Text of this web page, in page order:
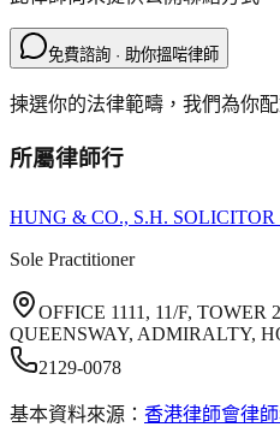
免費諮詢 · 助你搵啱律師
揀選你的法律範疇，我們為你
所屬律師行
HUNG & CO., S.H. SOLICITOR
Sole Practitioner
OFFICE 1111, 11/F, TOWER
QUEENSWAY, ADMIRALTY,
2129-0078
基本資料來源： 香港律師會律